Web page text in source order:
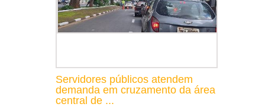
Servidores públicos atendem
demanda em cruzamento da área
central de ...